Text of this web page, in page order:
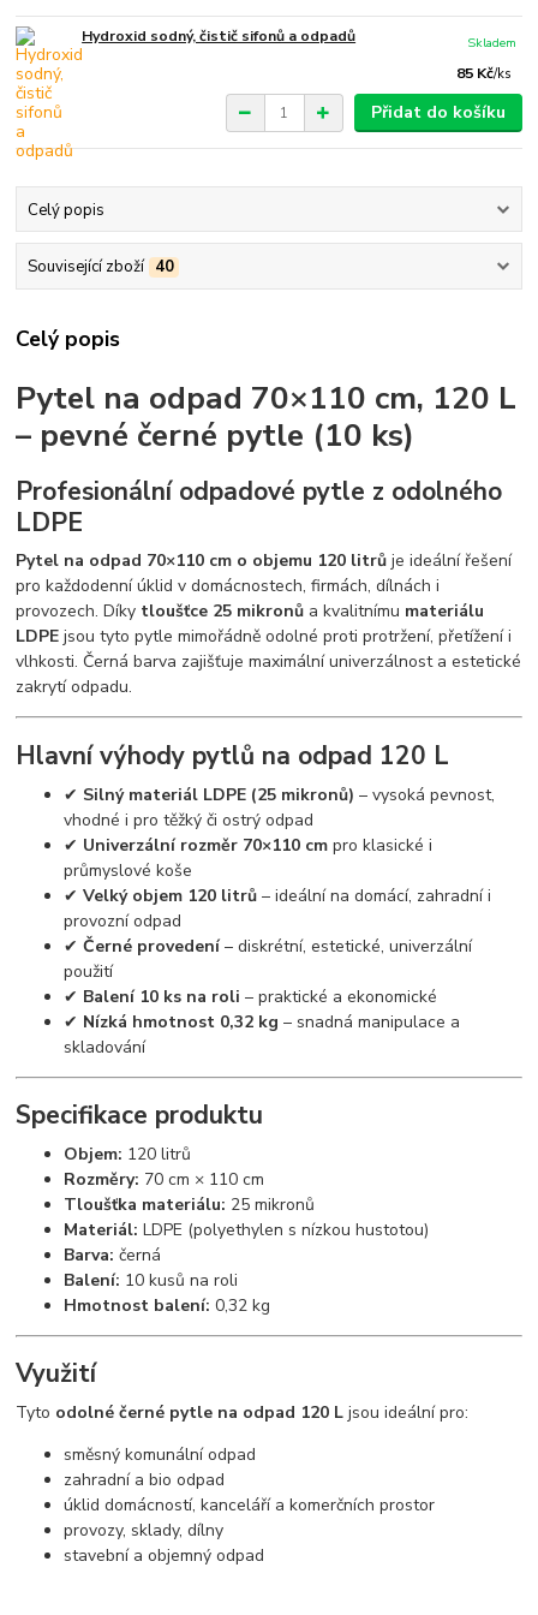
Hydroxid sodný, čistič sifonů a odpadů
85 Kč/ks
Skladem
Přidat do košíku
Celý popis
Související zboží 40
Celý popis
Pytel na odpad 70×110 cm, 120 L
– pevné černé pytle (10 ks)
Profesionální odpadové pytle z odolného
LDPE
Pytel na odpad 70×110 cm o objemu 120 litrů je ideální řešení
pro každodenní úklid v domácnostech, firmách, dílnách i
provozech. Díky tloušťce 25 mikronů a kvalitnímu materiálu
LDPE jsou tyto pytle mimořádně odolné proti protržení, přetížení i
vlhkosti. Černá barva zajišťuje maximální univerzálnost a estetické
zakrytí odpadu.
Hlavní výhody pytlů na odpad 120 L
✔ Silný materiál LDPE (25 mikronů) – vysoká pevnost,
vhodné i pro těžký či ostrý odpad
✔ Univerzální rozměr 70×110 cm pro klasické i
průmyslové koše
✔Velký objem 120 litrů – ideální na domácí, zahradní i
provozní odpad
✔Černé provedení– diskrétní, estetické, univerzální
použití
✔ Balení 10 ks na roli – praktické a ekonomické
✔ Nízká hmotnost 0,32 kg – snadná manipulace a
skladování
Specifikace produktu
Objem: 120 litrů
Rozměry: 70 cm × 110 cm
Tloušťka materiálu: 25 mikronů
Materiál: LDPE (polyethylen s nízkou hustotou)
Barva: černá
Balení: 10 kusů na roli
Hmotnost balení: 0,32 kg
Využití
Tyto odolné černé pytle na odpad 120 L jsou ideální pro:
směsný komunální odpad
zahradní a bio odpad
úklid domácností, kanceláří a komerčních prostor
provozy, sklady, dílny
stavební a objemný odpad